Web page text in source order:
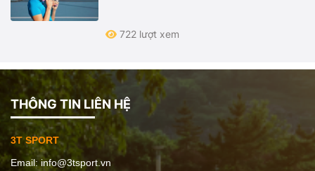
722 lượt xem
THÔNG TIN LIÊN HỆ
3T SPORT
Email:info@3tsport.vn